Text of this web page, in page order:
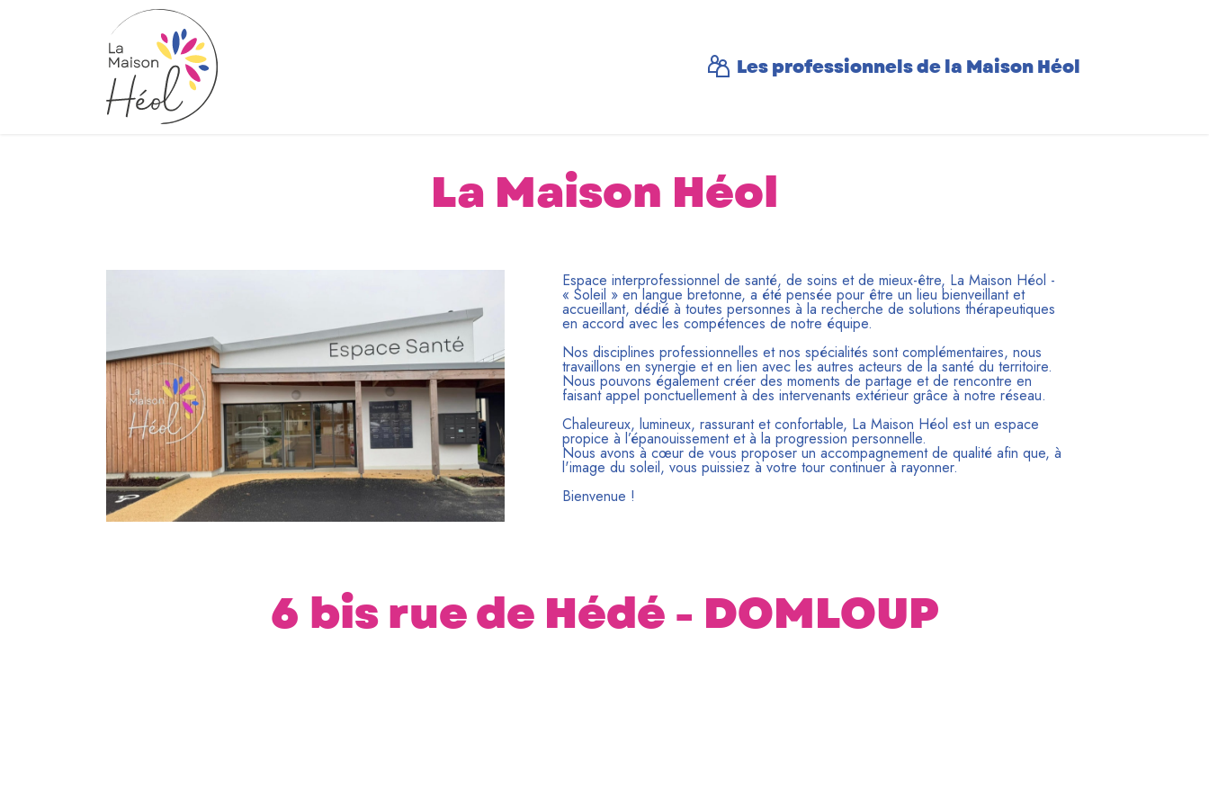
Les professionnels de la Maison Héol
La Maison Héol
Espace interprofessionnel de santé, de soins et de mieux-être, La Maison Héol -
« Soleil » en langue bretonne, a été pensée pour être un lieu bienveillant et
accueillant, dédié à toutes personnes à la recherche de solutions thérapeutiques
en accord avec les compétences de notre équipe.
Nos disciplines professionnelles et nos spécialités sont complémentaires, nous
travaillons en synergie et en lien avec les autres acteurs de la santé du territoire.
Nous pouvons également créer des moments de partage et de rencontre en
faisant appel ponctuellement à des intervenants extérieur grâce à notre réseau.
Chaleureux, lumineux, rassurant et confortable, La Maison Héol est un espace
propice à l’épanouissement et à la progression personnelle.
Nous avons à cœur de vous proposer un accompagnement de qualité afin que, à
l'image du soleil, vous puissiez à votre tour continuer à rayonner.
Bienvenue !
6 bis rue de Hédé - DOMLOUP